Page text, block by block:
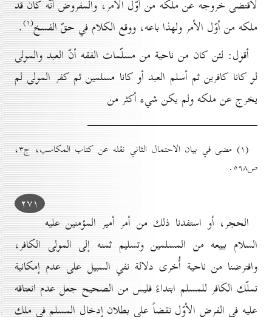
لاقتضى خروجه عن ملكه من أوّل الأمر، والمفروض أنّه كان قد
ملكه من أوّل الأمر ولهذا باعه، ووقع الكلام في حقّ الفسخ(۱) .
أقول: لئن كان من ناحية من مسلّمات الفقه أنّ العبد والمولى
لو كانا كافرين ثم أسلم العبد أو كانا مسلمين ثم كفر المولى لم
يخرج عن ملكه ولم يكن شيء أكثر من
(۱) مضى في بيان الاحتمال الثاني نقله عن کتاب المكاسب، ج۳،
ص٥۹۸.
۲۷۱
الحجر، أو استفدنا ذلك من أمر أمير المؤمنين عليه
السلام ببيعه من المسلمين وتسليم ثمنه إلى المولى الكافر،
وافترضنا من ناحية أُخرى دلالة نفي السبيل على عدم إمكانية
تملّك الكافر للمسلم ابتداءً فليس من الصحيح جعل عدم انعتاقه
عليه في الفرض الأوّل نقضاً على بطلان إدخال المسلم في ملك